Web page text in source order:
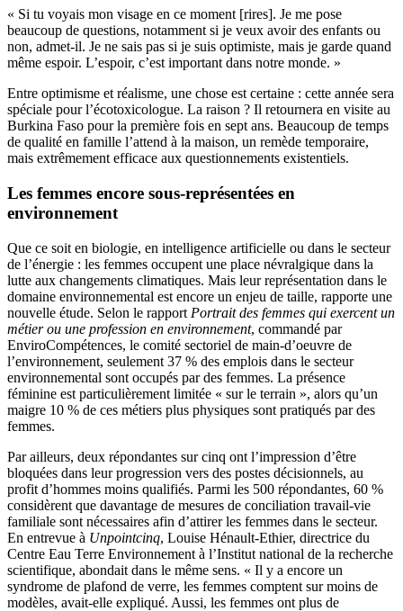
« Si tu voyais mon visage en ce moment [rires]. Je me pose
beaucoup de questions, notamment si je veux avoir des enfants ou
non, admet-il. Je ne sais pas si je suis optimiste, mais je garde quand
même espoir. L’espoir, c’est important dans notre monde. »
Entre optimisme et réalisme, une chose est certaine : cette année sera
spéciale pour l’écotoxicologue. La raison ? Il retournera en visite au
Burkina Faso pour la première fois en sept ans. Beaucoup de temps
de qualité en famille l’attend à la maison, un remède temporaire,
mais extrêmement efficace aux questionnements existentiels.
Les femmes encore sous-représentées en
environnement
Que ce soit en biologie, en intelligence artificielle ou dans le secteur
de l’énergie : les femmes occupent une place névralgique dans la
lutte aux changements climatiques. Mais leur représentation dans le
domaine environnemental est encore un enjeu de taille, rapporte une
nouvelle étude. Selon le rapport Portrait des femmes qui exercent un
métier ou une profession en environnement, commandé par
EnviroCompétences, le comité sectoriel de main-d’oeuvre de
l’environnement, seulement 37 % des emplois dans le secteur
environnemental sont occupés par des femmes. La présence
féminine est particulièrement limitée « sur le terrain », alors qu’un
maigre 10 % de ces métiers plus physiques sont pratiqués par des
femmes.
Par ailleurs, deux répondantes sur cinq ont l’impression d’être
bloquées dans leur progression vers des postes décisionnels, au
profit d’hommes moins qualifiés. Parmi les 500 répondantes, 60 %
considèrent que davantage de mesures de conciliation travail-vie
familiale sont nécessaires afin d’attirer les femmes dans le secteur.
En entrevue à Unpointcinq, Louise Hénault-Ethier, directrice du
Centre Eau Terre Environnement à l’Institut national de la recherche
scientifique, abondait dans le même sens. « Il y a encore un
syndrome de plafond de verre, les femmes comptent sur moins de
modèles, avait-elle expliqué. Aussi, les femmes ont plus de